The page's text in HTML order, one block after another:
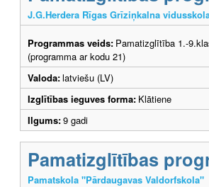
J.G.Herdera Rīgas Grīziņkalna
Programmas veids: Pamatizglītība 1.-
(programma ar kodu 21)
Valoda:latviešu (LV)
Izglītības ieguves forma: Klātiene
Ilgums:9 gadi
Pamatizglītības
Pamatskola "Pārdaugavas Valdorfskola"